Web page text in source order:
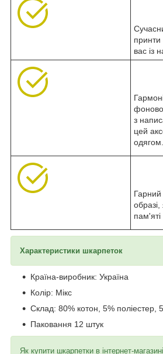
принти
вас із
з
цей
одягом.
пам'яті
Характеристики шкарпеток
Країна-виробник: Україна
Колір: Мікс
Склад: 80% котон, 5% поліестер,
Паковання 12 штук
Як купити шкарпетки в інтернет-